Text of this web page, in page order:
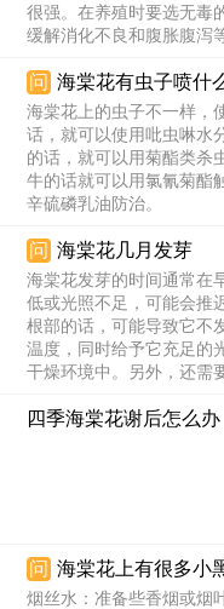
很强。在养殖时要选无毒
缓解消化不良和腹胀腹泻
问 海棠花有虫子喷什
海棠花上的虫子不一样，
话，就可以使用吡虫啉水
的话，就可以用菊酯类杀
牛的话就可以用氯氰菊酯
辛硫磷乳油防治。
问 海棠花几月发芽
海棠花发芽的时间通常在
低或光照不足，可能会推
根部的话，可能导致它不
温度，同时给予它充足的
干燥环境中。另外，还需
四季海棠花谢后怎么办
问 海棠花上有很多小
烟丝水：准备些香烟或烟